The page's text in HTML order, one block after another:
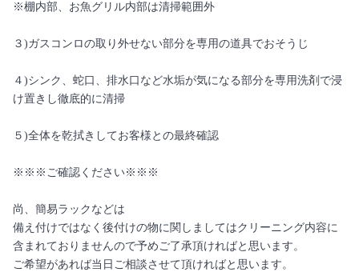
※棚内部、お魚グリル内部は清掃範囲外
３)ガスコンロの取り外せない部分を専用の道具でおそうじ
４)シンク、蛇口、排水口など水垢が気になる部分を専用洗剤で浸
け置きし徹底的に清掃
５)全体を乾拭きしてお客様との最終確認
※※※ご確認ください※※※
尚、簡易ラックなどは
備え付けではなく後付けの物に関しましてはクリーニング内容に
含まれておりませんので予めご了承頂ければと思います。
ご希望があれば当日ご相談させて頂ければと思います。